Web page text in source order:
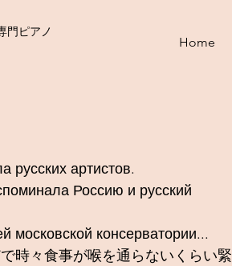
門ピアノ
Home
русских артистов.
Россию и русский
московской консерватории...
時々食事が喉を通らないくらい緊